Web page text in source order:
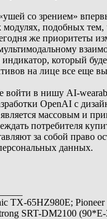
со зрением»
подобных тем,
же приоритеты
который
на лице все еще
в нишу AI-
OpenAI с
является массовым и
потребителя
за собой право
данных.
TX-65HZ980E;
SRT-DM2100